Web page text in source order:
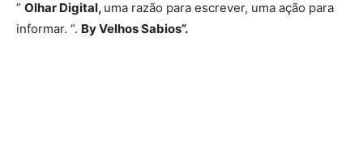
” Olhar Digital, uma razão para escrever, uma ação para
informar. “. By Velhos Sabios”.